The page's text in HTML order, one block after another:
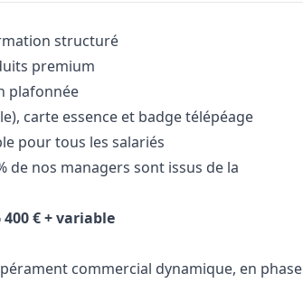
structuré
premium
plafonnée
carte essence et badge télépéage
pour tous les salariés
de nos managers sont issus de la
€ + variable
commercial dynamique, en phase